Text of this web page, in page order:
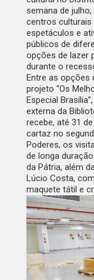
semana de
centros culturais
espetáculos e
públicos de
opções de lazer
durante o
Entre as opções
projeto “Os
Especial
externa da
recebe, até 31
cartaz no
Poderes, os
de longa
da Pátria, além
Lúcio Costa,
maquete tátil e